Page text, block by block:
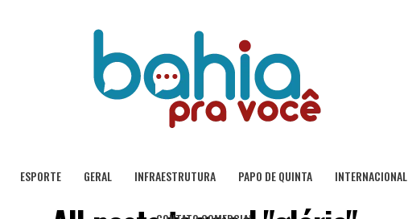
ESPORTE GERAL INFRAESTRUTURA PAPO DE QUINTA INTERNACIONAL